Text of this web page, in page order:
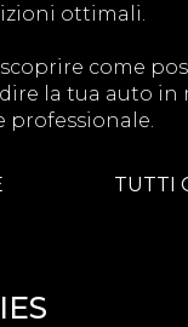
ottimali.
come
la tua auto in
professionale.
TUTTI